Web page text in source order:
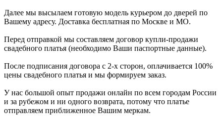
Далее мы высылаем готовую модель курьером до дверей по
Вашему адресу. Доставка бесплатная по Москве и МО.
Перед отправкой мы составляем договор купли-продажи
свадебного платья (необходимо Ваши паспортные данные).
После подписания договора с 2-х сторон, оплачивается 100%
цены свадебного платья и мы формируем заказ.
У нас большой опыт продажи онлайн по всем городам России
и за рубежом и ни одного возврата, потому что платье
отправляем приближенное Вашим меркам.